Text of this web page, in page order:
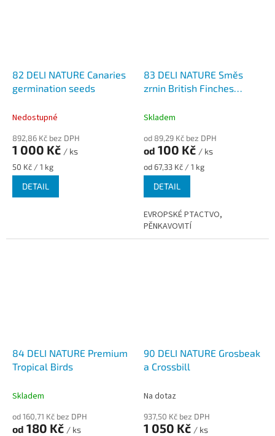
82 DELI NATURE Canaries
germination seeds
Nedostupné
892,86 Kč bez DPH
1 000 Kč / ks
Měrná
cena:
50 Kč / 1 kg
DETAIL
83 DELI NATURE Směs
zrnin British Finches
Skladem
od 89,29 Kč bez DPH
od 100 Kč / ks
Měrná
cena:
od 67,33 Kč / 1 kg
DETAIL
EVROPSKÉ PTACTVO,
PĚNKAVOVITÍ
84 DELI NATURE Premium
Tropical Birds
Skladem
od 160,71 Kč bez DPH
od 180 Kč / ks
90 DELI NATURE Grosbeak
a Crossbill
Na dotaz
937,50 Kč bez DPH
1 050 Kč / ks